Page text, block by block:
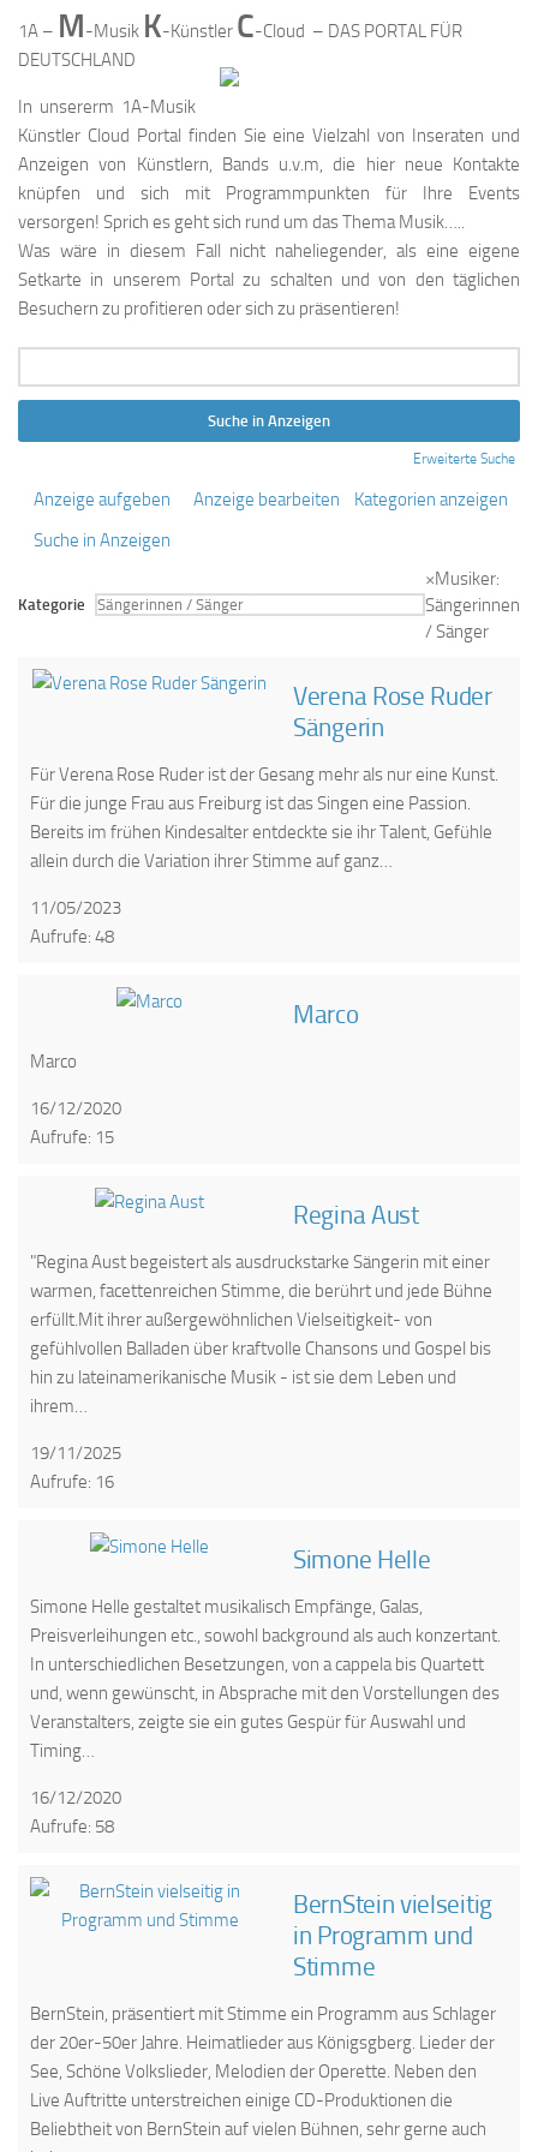
1A – M-Musik K-Künstler C-Cloud – DAS PORTAL FÜR
DEUTSCHLAND
In unsererm 1A-Musik
Künstler Cloud Portal finden Sie eine Vielzahl von Inseraten und
Anzeigen von Künstlern, Bands u.v.m, die hier neue Kontakte
knüpfen und sich mit Programmpunkten für Ihre Events
versorgen! Sprich es geht sich rund um das Thema Musik…..
Was wäre in diesem Fall nicht naheliegender, als eine eigene
Setkarte in unserem Portal zu schalten und von den täglichen
Besuchern zu profitieren oder sich zu präsentieren!
nach:
Erweiterte Suche
Anzeige aufgeben Anzeige bearbeiten
Kategorien anzeigen
Suche in Anzeigen
Kategorie
×Musiker:
Sängerinnen
/ Sänger
Verena Rose Ruder
Sängerin
Für Verena Rose Ruder ist der Gesang mehr als nur eine Kunst.
Für die junge Frau aus Freiburg ist das Singen eine Passion.
Bereits im frühen Kindesalter entdeckte sie ihr Talent, Gefühle
allein durch die Variation ihrer Stimme auf ganz…
11/05/2023
Aufrufe: 48
Marco
Marco
16/12/2020
Aufrufe: 15
Regina Aust
"Regina Aust begeistert als ausdruckstarke Sängerin mit einer
warmen, facettenreichen Stimme, die berührt und jede Bühne
erfüllt.Mit ihrer außergewöhnlichen Vielseitigkeit- von
gefühlvollen Balladen über kraftvolle Chansons und Gospel bis
hin zu lateinamerikanische Musik - ist sie dem Leben und
ihrem…
19/11/2025
Aufrufe: 16
Simone Helle
Simone Helle gestaltet musikalisch Empfänge, Galas,
Preisverleihungen etc., sowohl background als auch konzertant.
In unterschiedlichen Besetzungen, von a cappela bis Quartett
und, wenn gewünscht, in Absprache mit den Vorstellungen des
Veranstalters, zeigte sie ein gutes Gespür für Auswahl und
Timing…
16/12/2020
Aufrufe: 58
BernStein vielseitig
in Programm und
Stimme
BernStein, präsentiert mit Stimme ein Programm aus Schlager
der 20er-50er Jahre. Heimatlieder aus Königsgberg. Lieder der
See, Schöne Volkslieder, Melodien der Operette. Neben den
Live Auftritte unterstreichen einige CD-Produktionen die
Beliebtheit von BernStein auf vielen Bühnen, sehr gerne auch